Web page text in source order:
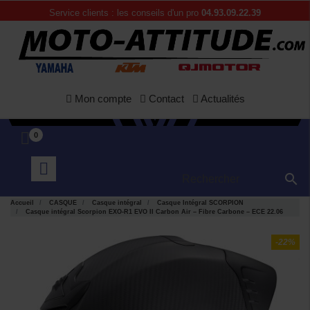
Service clients : les conseils d'un pro 04.93.09.22.39
Mon compte Contact Actualités
0

Accueil CASQUE Casque intégral
Casque Intégral SCORPION
Casque intégral Scorpion EXO-R1 EVO II Carbon Air – Fibre Carbone – ECE 22.06
-22%